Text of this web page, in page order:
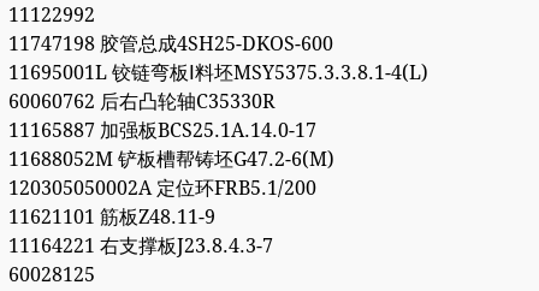
11122992
11747198 胶管总成4SH25-DKOS-600
11695001L 铰链弯板Ⅰ料坯MSY5375.3.3.8.1-4(L)
60060762 后右凸轮轴C35330R
11165887 加强板BCS25.1A.14.0-17
11688052M 铲板槽帮铸坯G47.2-6(M)
120305050002A 定位环FRB5.1/200
11621101 筋板Z48.11-9
11164221 右支撑板J23.8.4.3-7
60028125